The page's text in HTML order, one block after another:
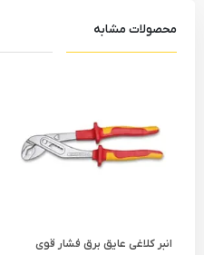
محصولات مشابه
انبر کلاغی عایق برق فشار قوی